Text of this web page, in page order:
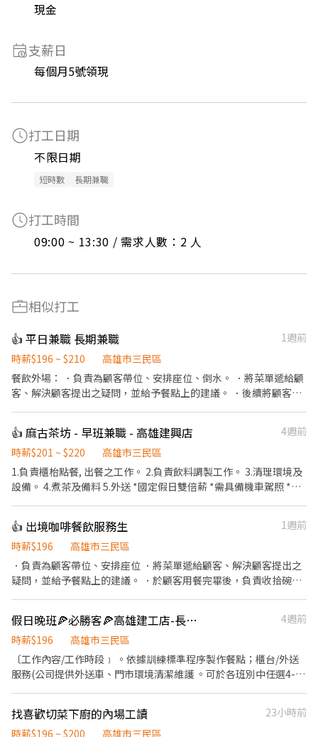
現金
支薪日
每個月5號領現
打工日期
不限日期
短時數 長期兼職
打工時間
09:00 ~ 13:30 / 需求人數：2 人
相似打工
👍 平日兼職 長期兼職
1週前
時薪$196 ~ $210
高雄市三民區
餐飲外場： ．負責為顧客帶位、安排座位、倒水。 ．將菜單遞給顧
客、解決顧客提出之疑問，並給予餐點上的建議。 ．後續將顧客點
負責結帳、收銀等工作。 餐飲內場： ．擔任廚師的助手，處理烹飪
前與烹飪中之準備工作與其他餐廳相關事務。 ．負責洗、剝、削、
切各種食材。 ．負責清理工作環境、設備和餐具。 ．準備不同餐點
所需要的食材。 ．協助測量食材的容量與重量。 ．負責擺盤、打包
👍 麻古茶坊 - 早班兼職 - 高雄建興店
4週前
時薪$201 ~ $220
高雄市三民區
1.負責櫃枱點餐, 出餐之工作。 2.負責飲料調製工作。 3.清理環境及
設備。 4.煮茶及備料 5.外送 *國定假日雙倍薪 *需具備機車駕照 *平
👍 出境咖啡餐飲服務生
1週前
時薪$196
高雄市三民區
．負責為顧客帶位、安排座位 ．將菜單遞給顧客、解決顧客提出之
疑問，並給予餐點上的建議。 ．於顧客用餐完畢後，負責收拾碗盤
量與重量。 ．負責擺盤、打包外帶服務。假日晚班🍕必勝客🍕高雄建工店-長期兼職人員-★$196-$240，另享外送獎金💰
4週前
時薪$196
高雄市三民區
〔工作內容/工作時段﹞ 。依據訓練標準程序製作餐點；櫃台/外送
服務(公司提供外送車、門市環境清潔維護 。可於各班別中任選4-6
薪($2/時 ◆ 值班津貼：每小時40元(晉升幹部後 ◆ 健檢：任職滿一
年起，公司提供年度健檢照顧你的健康 ◆ 保險：除勞、健、勞退
找喜歡切菜下廚的內場工讀
23小時前
時薪$196 ~ $200
高雄市三民區